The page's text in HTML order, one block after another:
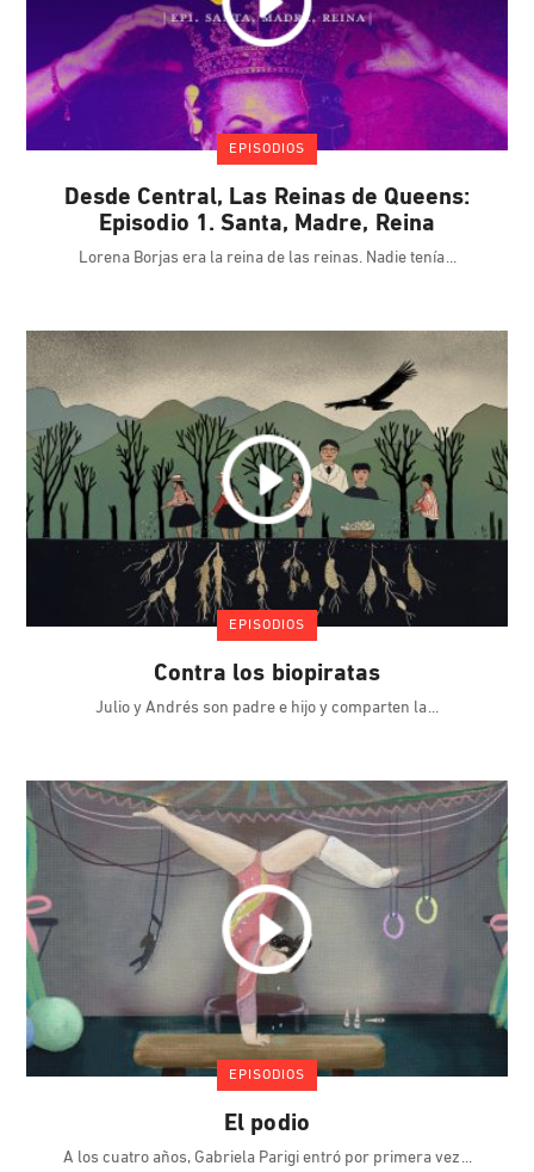
EPISODIOS
Desde Central, Las Reinas de Queens:
Episodio 1. Santa, Madre, Reina
Lorena Borjas era la reina de las reinas. Nadie tenía
EPISODIOS
Contra los biopiratas
Julio y Andrés son padre e hijo y comparten la
EPISODIOS
El podio
A los cuatro años, Gabriela Parigi entró por primera vez